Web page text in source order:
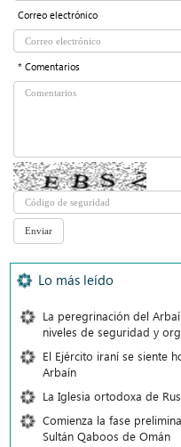
Correo electrónico
* Comentarios
Lo más leído
La peregrinación del
niveles de seguridad y
El Ejército iraní se siente
Arbaín
La Iglesia ortodoxa de
Comienza la fase
Sultán Qaboos de Omán